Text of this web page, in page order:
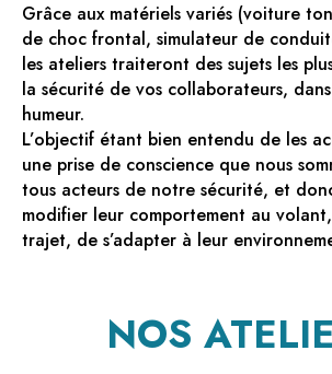
Grâce aux matériels variés (voiture
de choc frontal, simulateur de
les ateliers traiteront des sujets les
la sécurité de vos collaborateurs,
humeur.
L’objectif étant bien entendu de les
une prise de conscience que nous
tous acteurs de notre sécurité, et
modifier leur comportement au
trajet, de s’adapter à leur
NOS